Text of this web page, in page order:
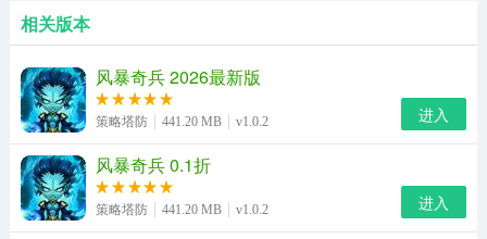
2、不同副本的BOSS能力相差甚远，所以不要使用同样的
方式去进攻BOSS，灵活的随机应变。
3、精彩的战斗与华丽的特效，还有广阔的场景都有了，精
4、参与竞技场玩法，每日都可以收获非常多丰富的报酬与
奖励，获得更加的排名奖励更加丰富。
相关版本
风暴奇兵 2026最新版
策略塔防 441.20 MB v1.0.2 进入
风暴奇兵 0.1折
策略塔防 441.20 MB v1.0.2 进入